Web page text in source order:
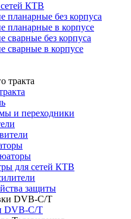
КТВ
планарные без корпуса
планарные в корпусе
сварные без корпуса
сварные в корпусе
и переходники
для сетей КТВ
защиты
DVB-C/T